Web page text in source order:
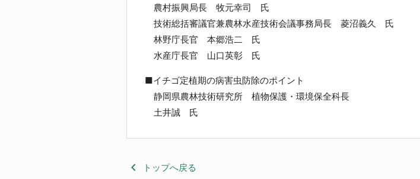
農村振興局長 牧元幸司 氏
技術総括審議官兼農林水産技術会議事務局長 菱沼義久 氏
林野庁長官 本郷浩二 氏
水産庁長官 山口英彰 氏
■イチゴ定植期の病害虫防除のポイント
静岡県農林技術研究所 植物保護・環境保全科長
土井誠 氏
keyboard_arrow_left トップへ戻る